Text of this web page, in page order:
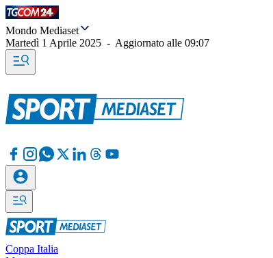
Mondo Mediaset
Martedì 1 Aprile 2025 - Aggiornato alle 09:07
Coppa Italia